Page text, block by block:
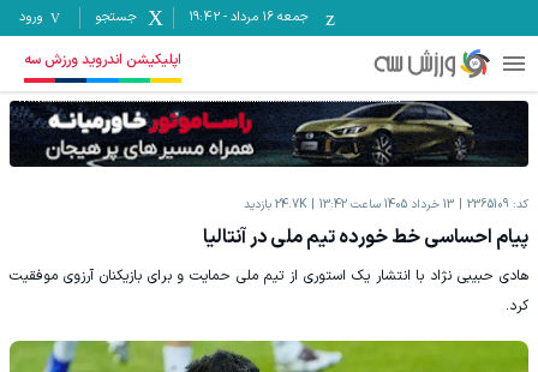
جمعه ۱۶ مرداد -
19:42 جستجو ورود
اپلیکیشن اندروید ورزش سه
کد: 2365109 13 خرداد 1405 ساعت 13:42 24.7K بازدید
پیام احساسی خط خورده تیم ملی در آنتالیا
هادی حبیبی نژاد با انتشار یک استوری از تیم ملی حمایت و برای بازیکنان آرزوی موفقیت
کرد.